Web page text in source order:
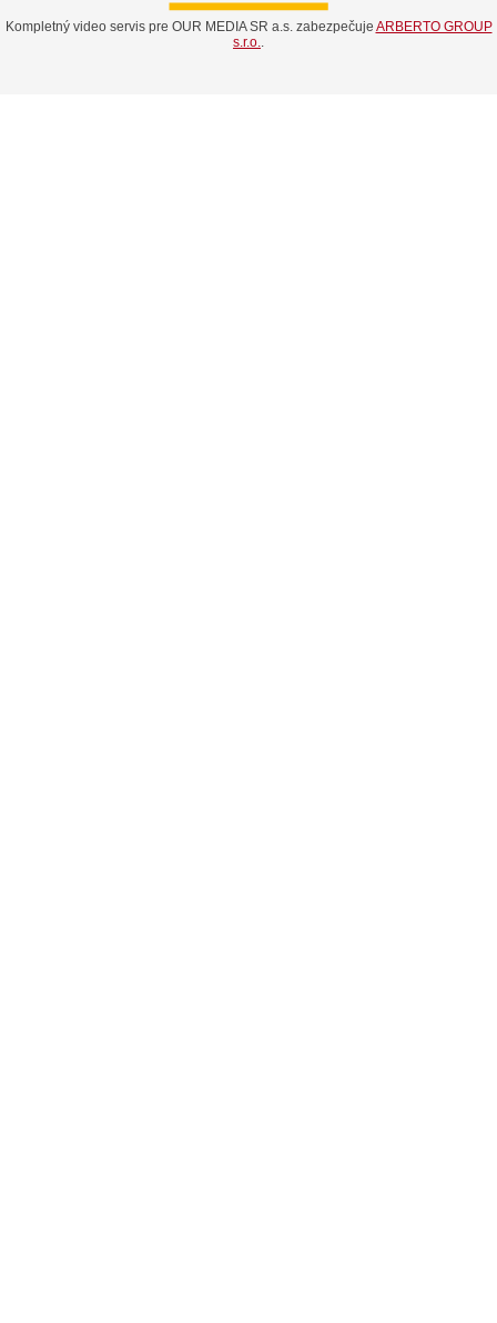
Kompletný video servis pre OUR MEDIA SR a.s. zabezpečuje ARBERTO GROUP
s.r.o.